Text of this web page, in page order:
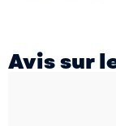
Avis sur